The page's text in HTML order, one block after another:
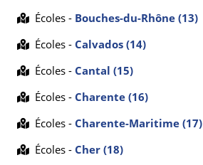
Écoles - Bouches-du-Rhône (13)
Écoles - Calvados (14)
Écoles - Cantal (15)
Écoles - Charente (16)
Écoles - Charente-Maritime (17)
Écoles - Cher (18)